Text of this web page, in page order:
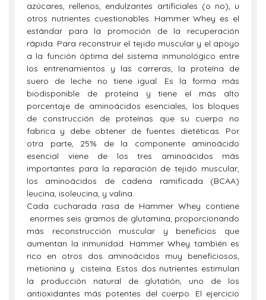
azúcares, rellenos, endulzantes artificiales (o no), u
otros nutrientes cuestionables. Hammer Whey es el
estándar para la promoción de la recuperación
rápida. Para reconstruir el tejido muscular y el apoyo
a la función óptima del sistema inmunológico entre
los entrenamientos y las carreras, la proteína de
suero de leche no tiene igual. Es la forma más
biodisponible de proteína y tiene el más alto
porcentaje de aminoácidos esenciales, los bloques
de construcción de proteínas que su cuerpo no
fabrica y debe obtener de fuentes dietéticas. Por
otra parte, 25% de la componente aminoácido
esencial viene de los tres aminoácidos más
importantes para la reparación de tejido muscular,
los aminoácidos de cadena ramificada (BCAA)
leucina, isoleucina, y valina.
Cada cucharada rasa de Hammer Whey contiene
enormes seis gramos de glutamina, proporcionando
más reconstrucción muscular y beneficios que
aumentan la inmunidad. Hammer Whey también es
rico en otros dos aminoácidos muy beneficiosos,
metionina y cisteína. Estos dos nutrientes estimulan
la producción natural de glutatión, uno de los
antioxidantes más potentes del cuerpo. El ejercicio